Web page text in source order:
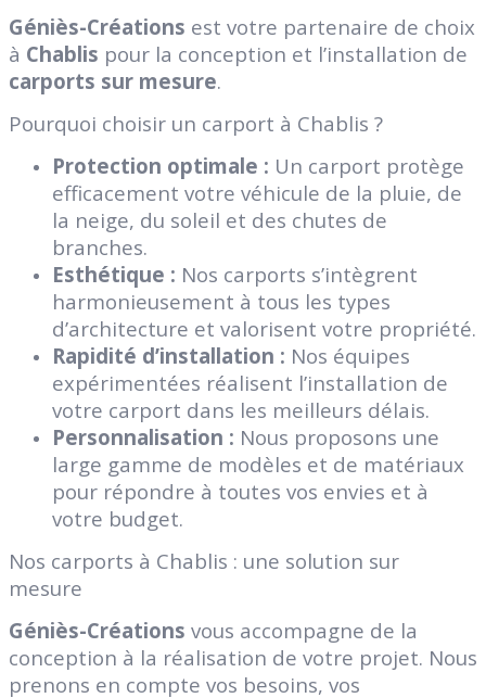
Géniès-Créations est votre partenaire de choix
à Chablis pour la conception et l’installation de
carports sur mesure.
Pourquoi choisir un carport à Chablis ?
Protection optimale : Un carport protège
efficacement votre véhicule de la pluie, de
la neige, du soleil et des chutes de
branches.
Esthétique : Nos carports s’intègrent
harmonieusement à tous les types
d’architecture et valorisent votre propriété.
Rapidité d’installation : Nos équipes
expérimentées réalisent l’installation de
votre carport dans les meilleurs délais.
Personnalisation : Nous proposons une
large gamme de modèles et de matériaux
pour répondre à toutes vos envies et à
votre budget.
Nos carports à Chablis : une solution sur
mesure
Géniès-Créations vous accompagne de la
conception à la réalisation de votre projet. Nous
prenons en compte vos besoins, vos